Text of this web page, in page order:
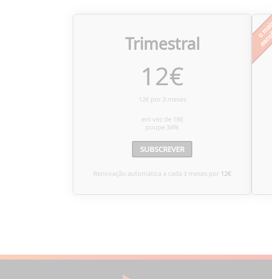
Trimestral
12€
12€ por 3 meses
em vez de 18€
poupe 34%
SUBSCREVER
Renovação automática a cada 3 meses por 12€